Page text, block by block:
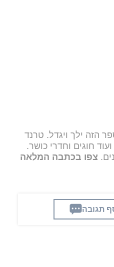
הזה ילך ויגדל. טרנד
חוגים וחדרי כושר.
צפו בכתבה המלאה
תגובה